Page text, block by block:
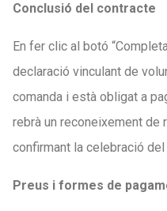
Conclusió del contracte
En fer clic al botó
declaració vinculant de
comanda i està obligat a
rebrà un reconeixement de
confirmant la celebració del
Preus i formes de